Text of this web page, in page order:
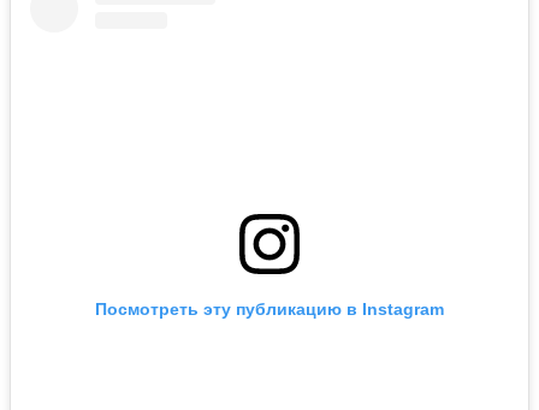
Посмотреть эту публикацию в Instagram